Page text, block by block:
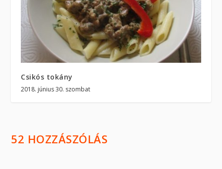
Csikós tokány
2018. június 30. szombat
52 HOZZÁSZÓLÁS